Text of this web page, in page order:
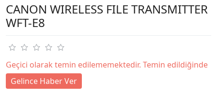
CANON WIRELESS FILE TRANSMITTER
WFT-E8
Geçici olarak temin edilememektedir. Temin edildiğinde
Gelince Haber Ver